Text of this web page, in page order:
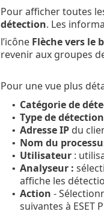
Pour afficher toutes
détection. Les
l’icône Flèche vers le
revenir aux groupes
Pour une vue plus
• Catégorie de
• Type de détection
• Adresse IPdu
• Nom du
• Utilisateur:
• Analyseur :
affiche les
• Action -
suivantes à ESET